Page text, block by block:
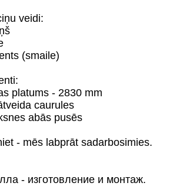
veidi:
(smaile)
platums - 2830 mm
caurules
abās pusēs
- mēs labprāt sadarbosimies.
- изготовление и монтаж.